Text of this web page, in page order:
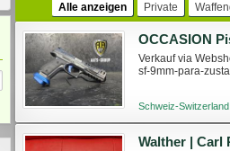
Alle anzeigen Private
Verkauf via
sf-9mm-para-
Schweiz-